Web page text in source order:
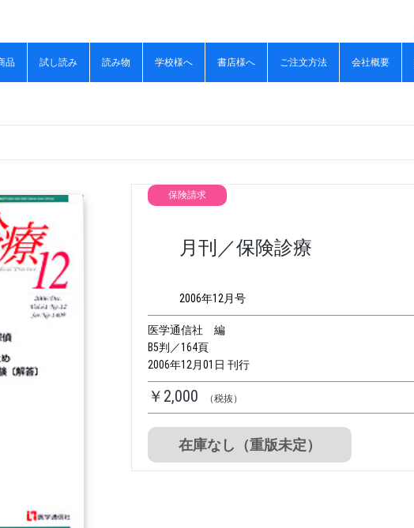
品 試し読み 読み物 学校様へ 書店様へ ご注文方法 会社概要
保険請求
月刊／保険診療
2006年12月号
医学通信社 編
B5判／164頁
2006年12月01日 刊行
￥2,000 （税抜）
在庫なし（重版未定）